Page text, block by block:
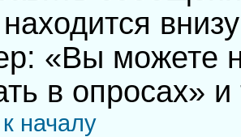
«Вы можете
в опросах» и
началу